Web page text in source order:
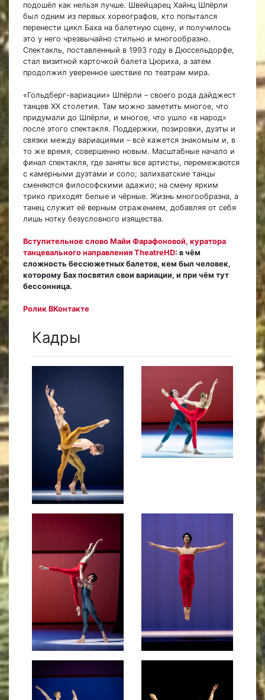
подошёл как нельзя лучше. Швейцарец Хайнц Шпёрли
был одним из первых хореографов, кто попытался
перенести цикл Баха на балетную сцену, и получилось
это у него чрезвычайно стильно и многообразно.
Спектакль, поставленный в 1993 году в Дюссельдорфе,
стал визитной карточкой балета Цюриха, а затем
продолжил уверенное шествие по театрам мира.
«Гольдберг-вариации» Шпёрли – своего рода дайджест
танцев XX столетия. Там можно заметить многое, что
придумали до Шпёрли, и многое, что ушло «в народ»
после этого спектакля. Поддержки, позировки, дуэты и
связки между вариациями – всё кажется знакомым и, в
то же время, совершенно новым. Масштабные начало и
финал спектакля, где заняты все артисты, перемежаются
с камерными дуэтами и соло; залихватские танцы
сменяются философскими адажио; на смену ярким
трико приходят белые и чёрные. Жизнь многообразна, а
танец служит её верным отражением, добавляя от себя
лишь нотку безусловного изящества.
Вступительное слово Майи Фарафоновой, куратора
танцевального направления TheatreHD: в чём
сложность бессюжетных балетов, кем был человек,
которому Бах посвятил свои вариации, и при чём тут
бессонница.
Ролик ВКонтакте
Кадры